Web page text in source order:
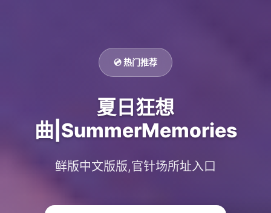
💿 热门推荐
夏日狂想
曲|SummerMemories
鲜版中文版版,官针场所址入口